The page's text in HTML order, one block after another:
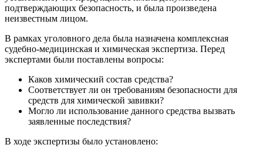
подтверждающих безопасность, и была произведена
неизвестным лицом.
В рамках уголовного дела была назначена комплексная
судебно-медицинская и химическая экспертиза. Перед
экспертами были поставлены вопросы:
Каков химический состав средства?
Соответствует ли он требованиям безопасности для
средств для химической завивки?
Могло ли использование данного средства вызвать
заявленные последствия?
В ходе экспертизы было установлено: